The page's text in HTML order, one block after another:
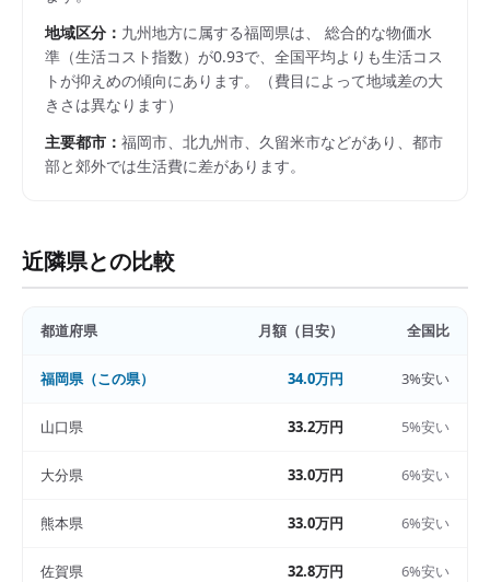
地域区分： 九州地方に属する福岡県は、 総合的な物価水
準（生活コスト指数）が0.93で、 全国平均よりも生活コス
トが抑えめの傾向にあります。
（費目によって地域差の大
きさは異なります）
主要都市： 福岡市、北九州市、久留米市などがあり、都市
部と郊外では生活費に差があります。
近隣県との比較
都道府県 月額（目安） 全国比
福岡県（この県） 34.0万円 3%安い
山口県 33.2万円 5%安い
大分県 33.0万円 6%安い
熊本県 33.0万円 6%安い
佐賀県 32.8万円 6%安い